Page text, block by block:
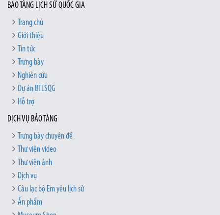
BẢO TÀNG LỊCH SỬ QUỐC GIA
Trang chủ
Giới thiệu
Tin tức
Trưng bày
Nghiên cứu
Dự án BTLSQG
Hỗ trợ
DỊCH VỤ BẢO TÀNG
Trưng bày chuyên đề
Thư viện video
Thư viện ảnh
Dịch vụ
Câu lạc bộ Em yêu lịch sử
Ấn phẩm